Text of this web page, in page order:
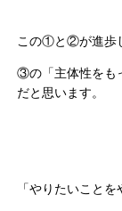
この①と②が進歩
③の「主体性をも
だと思います。
「やりたいこと